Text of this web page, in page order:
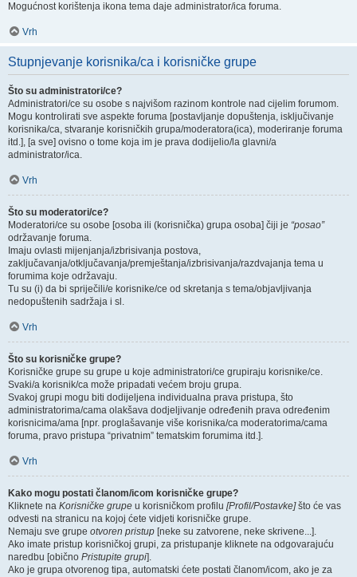
Mogućnost korištenja ikona tema daje administrator/ica foruma.
Vrh
Stupnjevanje korisnika/ca i korisničke grupe
Što su administratori/ce?
Administratori/ce su osobe s najvišom razinom kontrole nad cijelim forumom.
Mogu kontrolirati sve aspekte foruma [postavljanje dopuštenja, isključivanje
korisnika/ca, stvaranje korisničkih grupa/moderatora(ica), moderiranje foruma
itd.], [a sve] ovisno o tome koja im je prava dodijelio/la glavni/a
administrator/ica.
Vrh
Što su moderatori/ce?
Moderatori/ce su osobe [osoba ili (korisnička) grupa osoba] čiji je “posao”
održavanje foruma.
Imaju ovlasti mijenjanja/izbrisivanja postova,
zaključavanja/otključavanja/premještanja/izbrisivanja/razdvajanja tema u
forumima koje održavaju.
Tu su (i) da bi spriječili/e korisnike/ce od skretanja s tema/objavljivanja
nedopuštenih sadržaja i sl.
Vrh
Što su korisničke grupe?
Korisničke grupe su grupe u koje administratori/ce grupiraju korisnike/ce.
Svaki/a korisnik/ca može pripadati većem broju grupa.
Svakoj grupi mogu biti dodijeljena individualna prava pristupa, što
administratorima/cama olakšava dodjeljivanje određenih prava određenim
korisnicima/ama [npr. proglašavanje više korisnika/ca moderatorima/cama
foruma, pravo pristupa “privatnim” tematskim forumima itd.].
Vrh
Kako mogu postati članom/icom korisničke grupe?
Kliknete na Korisničke grupe u korisničkom profilu [Profil/Postavke]što će vas
odvesti na stranicu na kojoj ćete vidjeti korisničke grupe.
Nemaju sve grupe otvoren pristup [neke su zatvorene, neke skrivene...].
Ako imate pristup korisničkoj grupi, za pristupanje kliknete na odgovarajuću
naredbu [obično Pristupite grupi].
Ako je grupa otvorenog tipa, automatski ćete postati članom/icom, ako je za